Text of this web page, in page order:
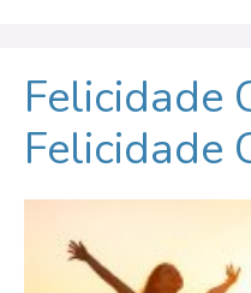
Felicidade
Felicidade